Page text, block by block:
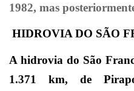
1982, mas
HIDROVIA DO SÃO
A hidrovia do São
1.371 km, de